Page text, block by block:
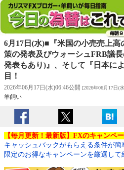
6月17日(水)■『米国の小売売上
策の発表及びウォーシュFRB議
発表もあり)』、そして『日本に
目！
2026年06月17日(水)06:46公開 [2026年06月17日(
羊飼い
【毎月更新！最新版】FXのキャンペ
キャッシュバックがもらえる条件が簡
限定のお得なキャンペーンを厳選して